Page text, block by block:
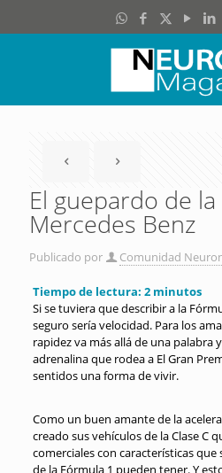
El guepardo de
Mercedes Benz
Publicado por Comunidad
Tiempo de lectura: 2 minutos
Si se tuviera que describir a la
seguro sería velocidad. Para los
rapidez va más allá de una palabra
adrenalina que rodea a El Gran
sentidos una forma de vivir.
Como un buen amante de la
creado sus vehículos de la Clase C
comerciales con características que
de la Fórmula 1 pueden tener. Y